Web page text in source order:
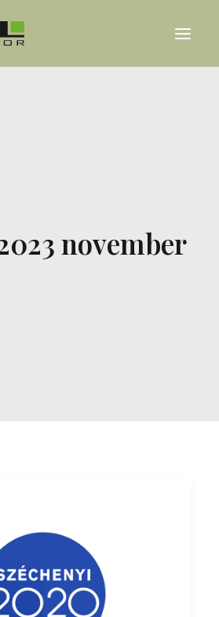
november